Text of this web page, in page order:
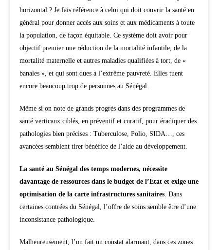
horizontal ? Je fais référence à celui qui doit couvrir la santé en
général pour donner accès aux soins et aux médicaments à toute
la population, de façon équitable. Ce système doit avoir pour
objectif premier une réduction de la mortalité infantile, de la
mortalité maternelle et autres maladies qualifiées à tort, de «
banales », et qui sont dues à l’extrême pauvreté. Elles tuent
encore beaucoup trop de personnes au Sénégal.
Même si on note de grands progrès dans des programmes de
santé verticaux ciblés, en préventif et curatif, pour éradiquer des
pathologies bien précises : Tuberculose, Polio, SIDA…, ces
avancées semblent tirer bénéfice de l’aide au développement.
La santé au Sénégal des temps modernes, nécessite
davantage de ressources dans le budget de l’Etat et exige une
optimisation de la carte infrastructures sanitaires . Dans
certaines contrées du Sénégal, l’offre de soins semble être d’une
inconsistance pathologique.
Malheureusement, l’on fait un constat alarmant, dans ces zones